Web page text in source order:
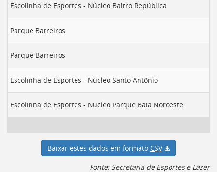
Escolinha de Esportes - Núcleo Bairro República
Parque Barreiros
Parque Barreiros
Escolinha de Esportes - Núcleo Santo Antônio
Escolinha de Esportes - Núcleo Parque Baia Noroeste
Baixar estes dados em formato CSV
Fonte: Secretaria de Esportes e Lazer